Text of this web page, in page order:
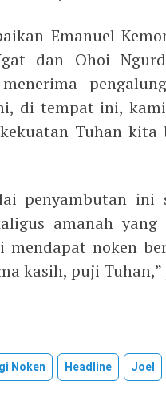
Emanuel
dan Ohoi
di tempat ini,
Tuhan kita
penyambutan ini
amanah
mendapat noken
kasih, puji Tuhan,”
Noken Headline Joel